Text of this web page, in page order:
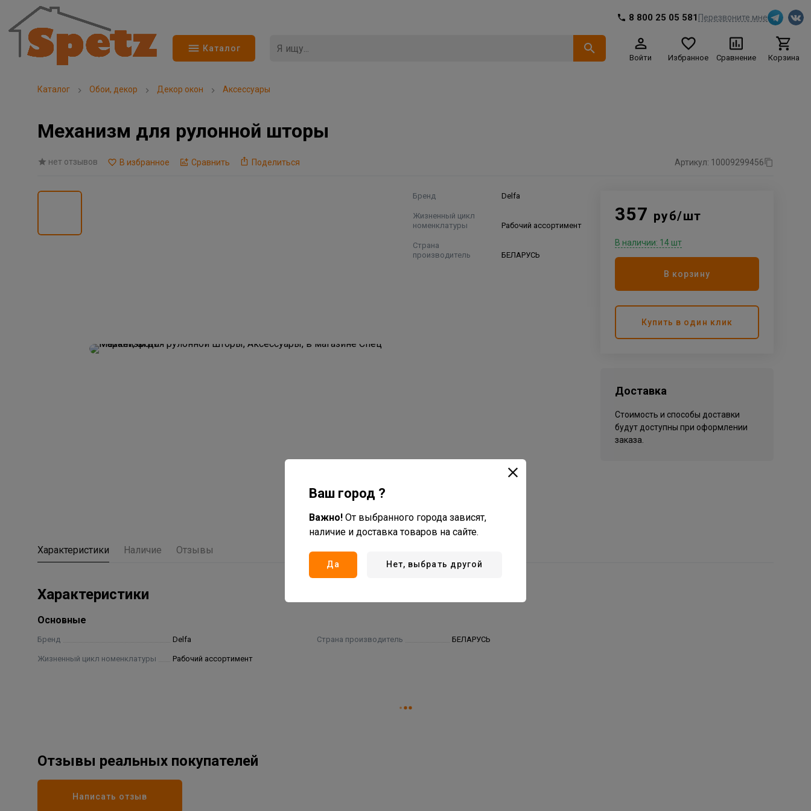
8 800 25 05 581 Перезвоните мне
Каталог
Войти Избранное Сравнение Корзина
Каталог Обои, декор Декор окон Аксессуары
Механизм для рулонной шторы
нет отзывов В избранное Сравнить Поделиться Артикул: 10009299456
Бренд Delfa
Жизненный цикл
номенклатуры
Рабочий ассортимент
Страна
производитель
БЕЛАРУСЬ
357 руб/шт
В наличии: 14 шт
В корзину
Купить в один клик
Доставка
Стоимость и способы доставки
будут доступны при оформлении
заказа.
Характеристики Наличие Отзывы
Характеристики
Основные
Бренд Delfa
Жизненный цикл номенклатуры Рабочий ассортимент
Страна производитель БЕЛАРУСЬ
Отзывы реальных покупателей
Написать отзыв
Ваш город ?
Важно! От выбранного города зависят,
наличие и доставка товаров на сайте.
Да Нет, выбрать другой